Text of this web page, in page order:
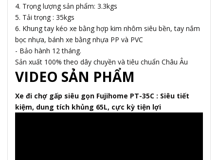
4. Trọng lượng sản phẩm: 3.3kgs
5. Tải trọng : 35kgs
6. Khung tay kéo xe bằng hợp kim nhôm siêu bền, tay nắm
bọc nhựa, bánh xe bằng nhựa PP và PVC
- Bảo hành 12 tháng.
Sản xuất 100% theo dây chuyền và tiêu chuẩn Châu Âu
VIDEO SẢN PHẨM
Xe đi chợ gấp siêu gọn Fujihome PT-35C : Siêu tiết
kiệm, dung tích khủng 65L, cực kỳ tiện lợi